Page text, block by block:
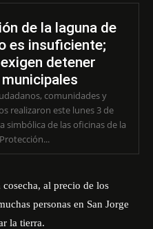
de la laguna de
es insuficiente;
detener
comunidades y
realizaron este lunes 3 de
simbólica de las oficinas de la
al precio de los
personas en San Jorge
la tierra.